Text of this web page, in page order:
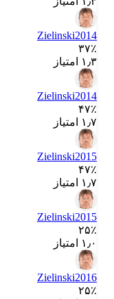
Zielinski2014
۳۷٪
Zielinski2014
۴۷٪
Zielinski 2015
۴۷٪
Zielinski 2015
۲۵٪
Zielinski2016
۲۵٪